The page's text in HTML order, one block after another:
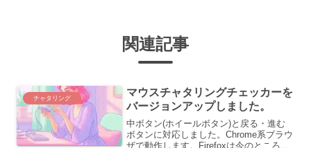
関連記事
チャタリング
マウスチャタリングチェッカーを
バージョンアップしました。
中ボタン(ホイールボタン)と戻る・進む
ボタンに対応しました。Chrome系ブラウ
ザで動作します。Firefoxは今のところ戻